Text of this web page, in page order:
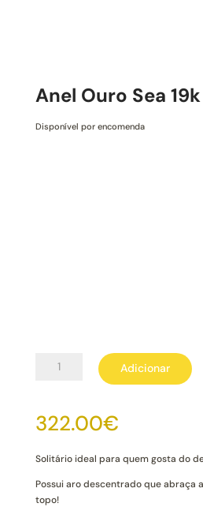
Anel Ouro Sea 19k
Disponível por encomenda
Quantidade
Sea
Adicionar
322.00€
Solitário ideal para quem gosta do
Possui aro descentrado que abraça
topo!